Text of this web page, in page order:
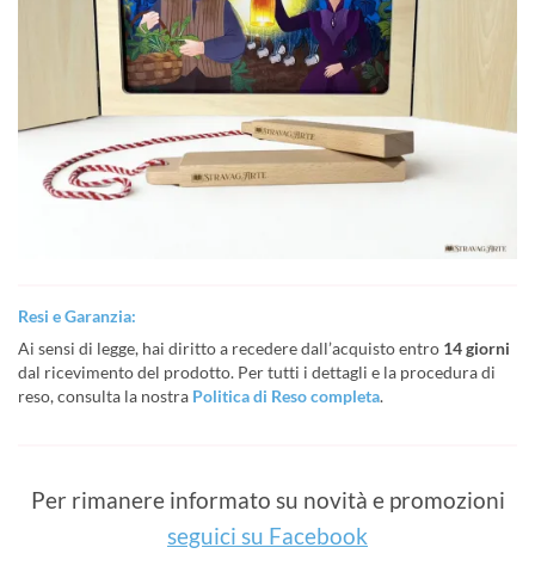
Resi e Garanzia:
Ai sensi di legge, hai diritto a recedere dall’acquisto entro 14 giorni
dal ricevimento del prodotto. Per tutti i dettagli e la procedura di
reso, consulta la nostra Politica di Reso completa.
Per rimanere informato su novità e promozioni
seguici su Facebook